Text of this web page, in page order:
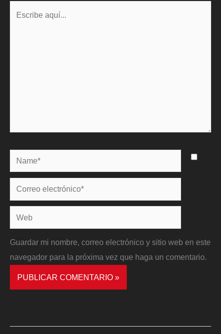
Name*
Correo
electrónico*
Web
Guardar mi nombre, correo electrónico y sitio web en este
navegador para la próxima vez que haga un comentario.